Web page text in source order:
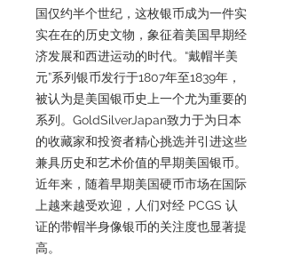
国仅约半个世纪，这枚银币成为一件实
实在在的历史文物，象征着美国早期经
济发展和西进运动的时代。“戴帽半美
元”系列银币发行于1807年至1839年，
被认为是美国银币史上一个尤为重要的
系列。GoldSilverJapan致力于为日本
的收藏家和投资者精心挑选并引进这些
兼具历史和艺术价值的早期美国银币。
近年来，随着早期美国硬币市场在国际
上越来越受欢迎，人们对经 PCGS 认
证的带帽半身像银币的关注度也显著提
高。